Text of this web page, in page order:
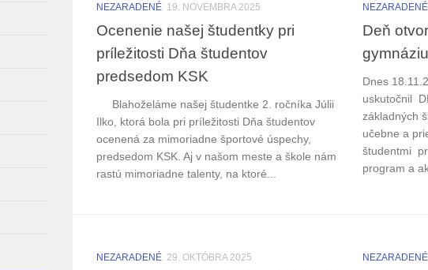
NEZARADENÉ 19. NOVEMBRA 2025
Ocenenie našej študentky pri
príležitosti Dňa študentov
predsedom KSK
Blahoželáme našej študentke 2. ročníka Júlii
Ilko, ktorá bola pri príležitosti Dňa študentov
ocenená za mimoriadne športové úspechy,
predsedom KSK. Aj v našom meste a škole nám
rastú mimoriadne talenty, na ktoré...
NEZARADENÉ
Deň
gymnáziu
Dnes
uskutočnil
základných
učebne a
študentmi
program a
NEZARADENÉ 29. OKTÓBRA 2025 NEZARADENÉ